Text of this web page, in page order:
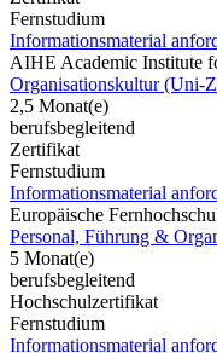
Fernstudium
Informationsmaterial
AIHE Academic Institute
Organisationskultur (Uni-
2,5 Monat(e)
berufsbegleitend
Zertifikat
Fernstudium
Informationsmaterial
Europäische
Personal, Führung &
5 Monat(e)
berufsbegleitend
Hochschulzertifikat
Fernstudium
Informationsmaterial